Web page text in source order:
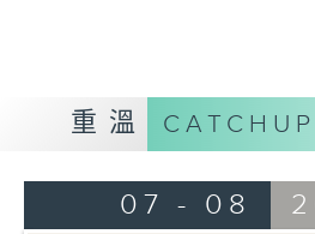
重溫 CATCHUP
07 - 08